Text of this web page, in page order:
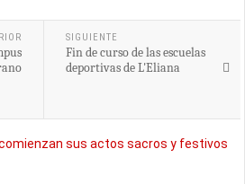
SIGUIENTE
Fin de curso de las escuelas
deportivas de L'Eliana
sus actos sacros y festivos